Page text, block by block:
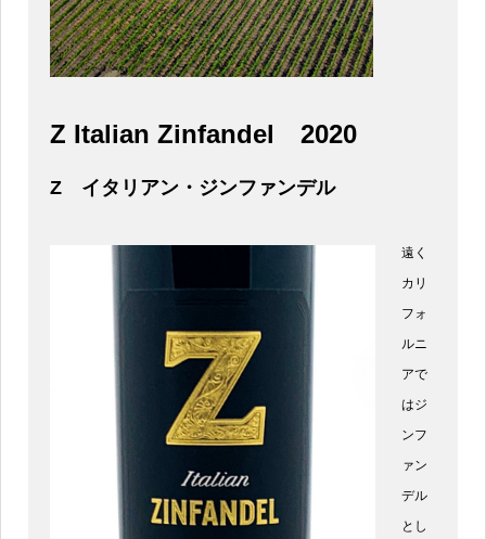
Z Italian Zinfandel 2020
Z イタリアン・ジンファンデル
遠く
カリ
フォ
ルニ
アで
はジ
ンフ
ァン
デル
とし